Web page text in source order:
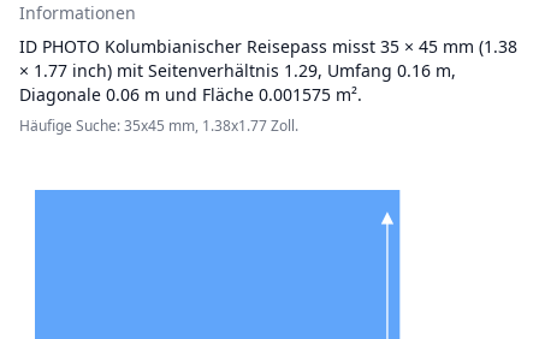
Informationen
ID PHOTO Kolumbianischer Reisepass misst 35 × 45 mm (1.38
× 1.77 inch) mit Seitenverhältnis 1.29, Umfang 0.16 m,
Diagonale 0.06 m und Fläche 0.001575 m².
Häufige Suche: 35x45 mm, 1.38x1.77 Zoll.